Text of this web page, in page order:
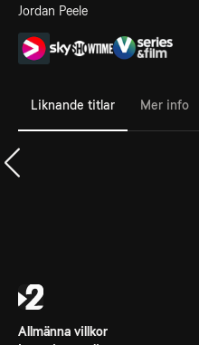
Jordan Peele
Liknande titlar Mer info
Allmänna villkor